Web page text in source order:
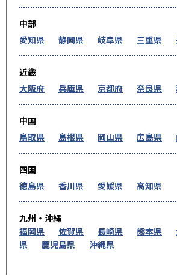
中部
愛知県
静岡県 岐阜県 三重県
近畿
大阪府
兵庫県 京都府 奈良県
中国
鳥取県
島根県 岡山県 広島県
四国
徳島県
香川県 愛媛県 高知県
九州・沖縄
福岡県
佐賀県 長崎県 熊本県
県
鹿児島県 沖縄県